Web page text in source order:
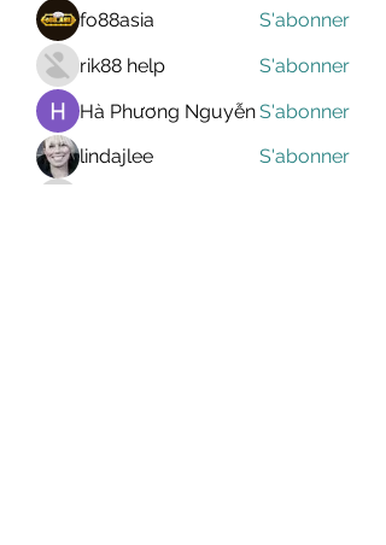
fo88asia
S'abonner
rik88 help
S'abonner
Hà Phương NguyễnS'abonner
lindajlee
S'abonner